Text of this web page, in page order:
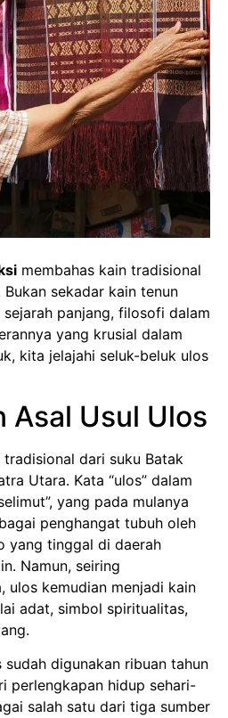
membahas kain tradisional
Bukan sekadar kain tenun
panjang, filosofi dalam
yang krusial dalam
kita jelajahi seluk-beluk ulos
Asal Usul Ulos
dari suku Batak
Utara. Kata “ulos” dalam
yang pada mulanya
penghangat tubuh oleh
yang tinggal di daerah
Namun, seiring
ulos kemudian menjadi kain
adat, simbol spiritualitas,
sudah digunakan ribuan tahun
perlengkapan hidup sehari-
salah satu dari tiga sumber